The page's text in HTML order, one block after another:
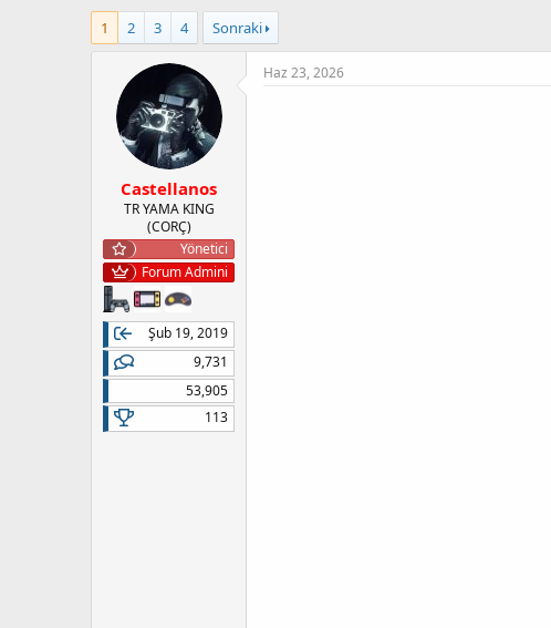
1 2 3 4 Sonraki
Castellanos
TR YAMA KING
(CORÇ)
Yönetici
Forum Admini
Şub 19, 2019
9,731
53,905
113
Haz 23, 2026